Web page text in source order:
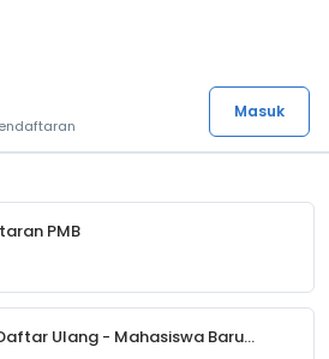
Masuk
PMB
Ulang - Mahasiswa Baru